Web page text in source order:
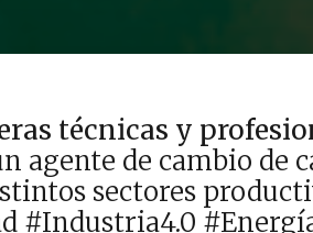
técnicas y
agente de cambio de
sectores
#Industria4.0